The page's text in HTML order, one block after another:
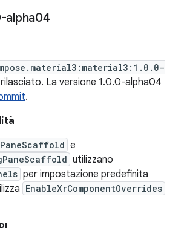
alpha04
La versione 1.0.0-alpha04
.
e
utilizzano
per impostazione predefinita
EnableXrComponentOverrides